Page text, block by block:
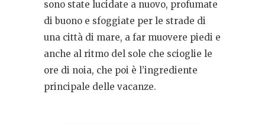
sono state lucidate a nuovo, profumate
di buono e sfoggiate per le strade di
una città di mare, a far muovere piedi e
anche al ritmo del sole che scioglie le
ore di noia, che poi è l’ingrediente
principale delle vacanze.